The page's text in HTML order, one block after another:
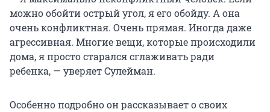
можно обойти острый угол, я его обойду. А она
очень конфликтная. Очень прямая. Иногда даже
агрессивная. Многие вещи, которые происходили
дома, я просто старался сглаживать ради
ребенка, — уверяет Сулейман.
Особенно подробно он рассказывает о своих